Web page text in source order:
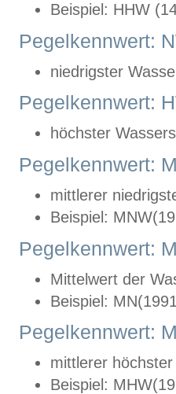
Beispiel: HHW
Pegelkennwert:
niedrigster
Pegelkennwert:
höchster
Pegelkennwert:
mittlerer
Beispiel:
Pegelkennwert:
Mittelwert der
Beispiel:
Pegelkennwert:
mittlerer
Beispiel: